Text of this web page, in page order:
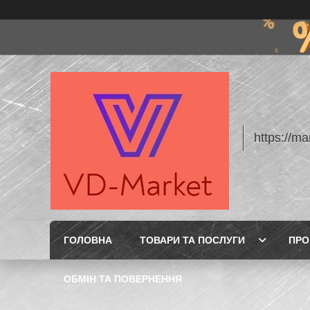
https://
ГОЛОВНА ТОВАРИ ТА ПОСЛУГИ
ОБМІН ТА ПОВЕРНЕННЯ